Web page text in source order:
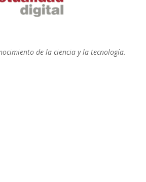
de la ciencia y la tecnología.